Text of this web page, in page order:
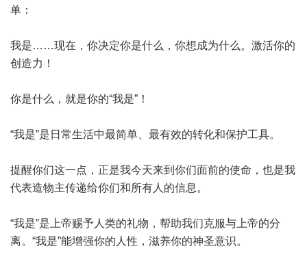
单：
我是……现在，你决定你是什么，你想成为什么。激活你的
创造力！
你是什么，就是你的“我是”！
“我是”是日常生活中最简单、最有效的转化和保护工具。
提醒你们这一点，正是我今天来到你们面前的使命，也是我
代表造物主传递给你们和所有人的信息。
“我是”是上帝赐予人类的礼物，帮助我们克服与上帝的分
离。“我是”能增强你的人性，滋养你的神圣意识。